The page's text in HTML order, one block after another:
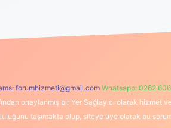
forumhizmeti@gmail.com Whatsapp: 0262
onaylanmış bir Yer Sağlayıcı olarak
taşımakta olup, siteye üye olarak bu